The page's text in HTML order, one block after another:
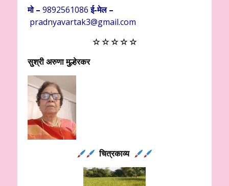
मो – 9892561086ई-मेल –
pradnyavartak3@gmail.com
☆ ☆ ☆ ☆ ☆
सुश्री अरुणा मुल्हेरकर
चित्रकाव्य